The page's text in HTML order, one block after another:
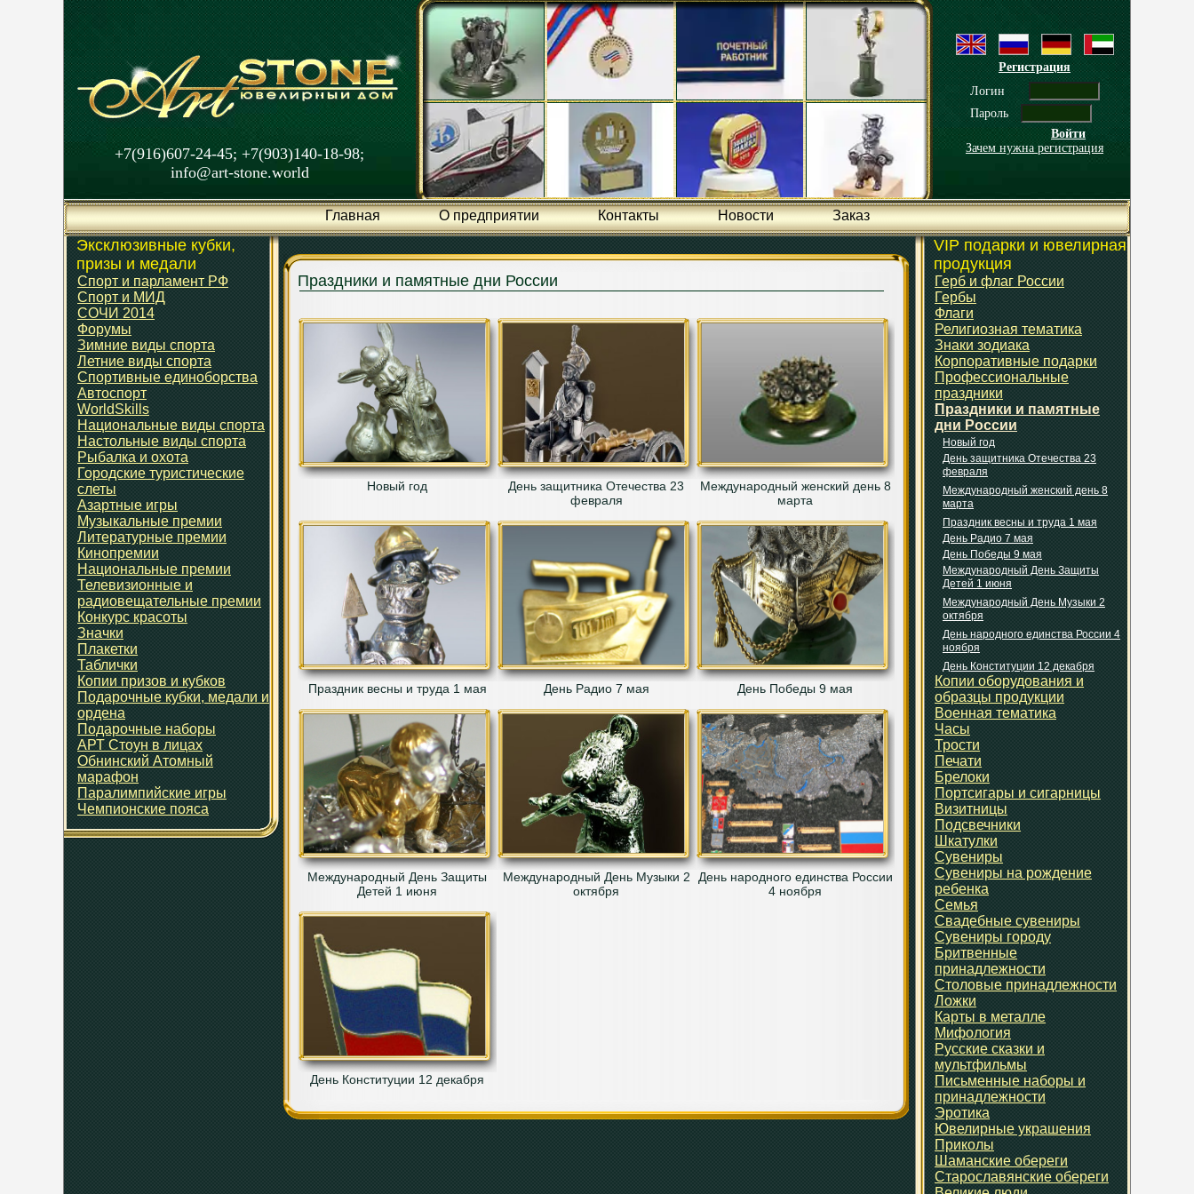
Регистрация
Логин
Пароль
Войти
Зачем нужна регистрация
+7(916)607-24-45; +7(903)140-18-98;
info@art-stone.world
Главная О предприятии Контакты Новости Заказ
Эксклюзивные кубки,
призы и медали
Спорт и парламент РФ
Спорт и МИД
СОЧИ 2014
Форумы
Зимние виды спорта
Летние виды спорта
Спортивные единоборства
Автоспорт
WorldSkills
Национальные виды спорта
Настольные виды спорта
Рыбалка и охота
Городские туристические
слеты
Азартные игры
Музыкальные премии
Литературные премии
Кинопремии
Национальные премии
Телевизионные и
радиовещательные премии
Конкурс красоты
Значки
Плакетки
Таблички
Копии призов и кубков
Подарочные кубки, медали и
ордена
Подарочные наборы
АРТ Стоун в лицах
Обнинский Атомный
марафон
Паралимпийские игры
Чемпионские пояса
Праздники и памятные дни России
Новый год
День защитника Отечества 23
февраля
Международный женский день 8
марта
Праздник весны и труда 1 мая День Радио 7 мая День Победы 9 мая
Международный День Защиты
Детей 1 июня
Международный День Музыки 2
октября
День народного единства России
4 ноября
День Конституции 12 декабря
VIP подарки и ювелирная
продукция
Герб и флаг России
Гербы
Флаги
Религиозная тематика
Знаки зодиака
Корпоративные подарки
Профессиональные
праздники
Праздники и памятные
дни России
Новый год
День защитника Отечества 23
февраля
Международный женский день 8
марта
Праздник весны и труда 1 мая
День Радио 7 мая
День Победы 9 мая
Международный День Защиты
Детей 1 июня
Международный День Музыки 2
октября
День народного единства России 4
ноября
День Конституции 12 декабря
Копии оборудования и
образцы продукции
Военная тематика
Часы
Трости
Печати
Брелоки
Портсигары и сигарницы
Визитницы
Подсвечники
Шкатулки
Сувениры
Сувениры на рождение
ребенка
Семья
Свадебные сувениры
Сувениры городу
Бритвенные
принадлежности
Столовые принадлежности
Ложки
Карты в металле
Мифология
Русские сказки и
мультфильмы
Письменные наборы и
принадлежности
Эротика
Ювелирные украшения
Приколы
Шаманские обереги
Старославянские обереги